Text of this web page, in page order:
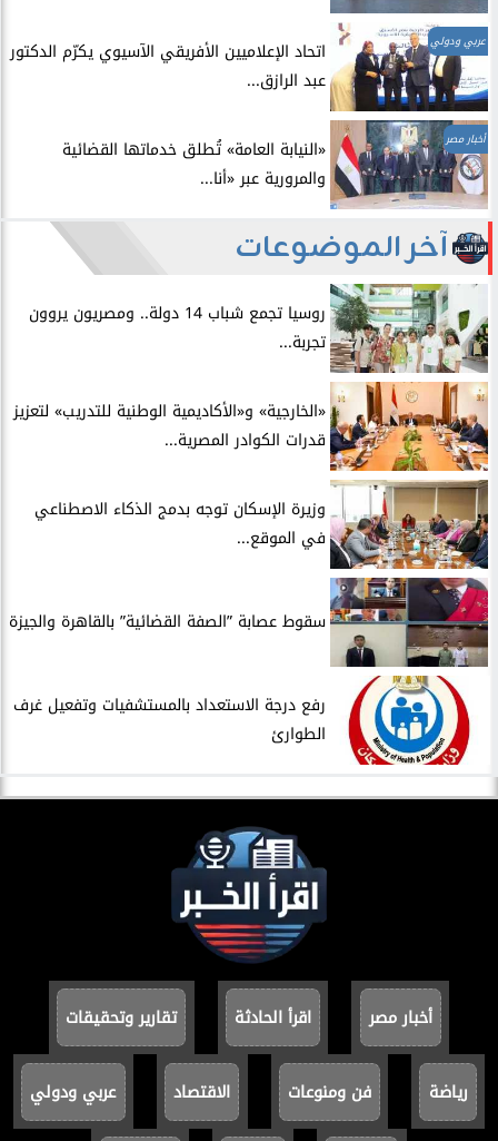
عربي ودولي
اتحاد الإعلاميين الأفريقي الآسيوي يكرّم الدكتور
عبد الرازق...
أخبار مصر
​«النيابة العامة» تُطلق خدماتها القضائية
والمرورية عبر «أنا...
آخر الموضوعات
روسيا تجمع شباب 14 دولة.. ومصريون يروون
تجربة...
​«الخارجية» و«الأكاديمية الوطنية للتدريب» لتعزيز
قدرات الكوادر المصرية...
​وزيرة الإسكان توجه بدمج الذكاء الاصطناعي
في الموقع...
سقوط عصابة ”الصفة القضائية” بالقاهرة والجيزة
​رفع درجة الاستعداد بالمستشفيات وتفعيل غرف
الطوارئ
أخبار مصر اقرأ الحادثة تقارير وتحقيقات
رياضة فن ومنوعات الاقتصاد عربي ودولي